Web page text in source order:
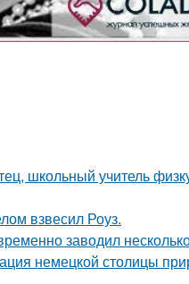
школьный учитель
взвесил Роуз.
заводил
немецкой столицы